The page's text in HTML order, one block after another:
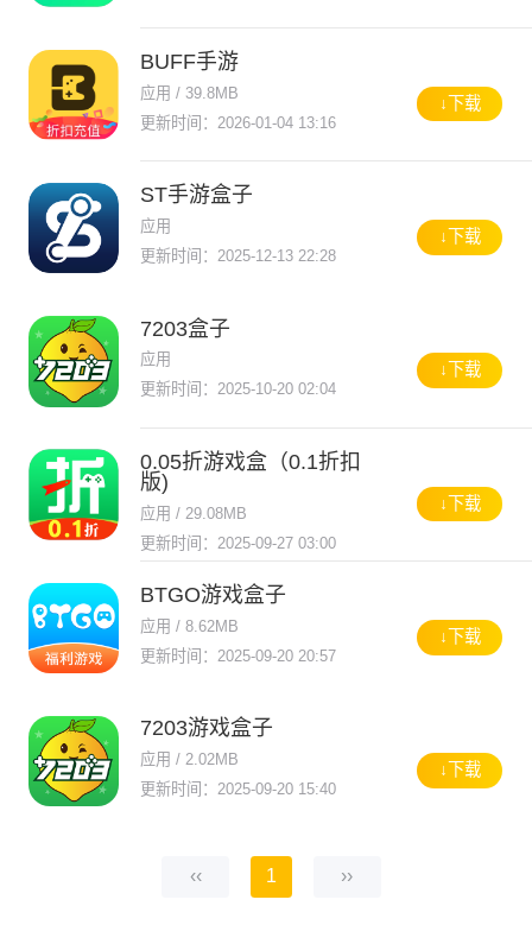
BUFF手游
应用 / 39.8MB
更新时间：2026-01-04 13:16
↓下载
ST手游盒子
应用
更新时间：2025-12-13 22:28
↓下载
7203盒子
应用
更新时间：2025-10-20 02:04
↓下载
0.05折游戏盒（0.1折扣
版)
应用 / 29.08MB
更新时间：2025-09-27 03:00
↓下载
BTGO游戏盒子
应用 / 8.62MB
更新时间：2025-09-20 20:57
↓下载
7203游戏盒子
应用 / 2.02MB
更新时间：2025-09-20 15:40
↓下载
‹‹ 1 ››